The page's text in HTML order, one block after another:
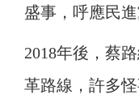
盛事，呼應民進
2018年後，蔡
革路線，許多